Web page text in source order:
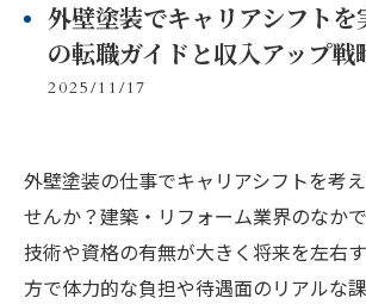
外壁塗装でキャリアシフトを
の転職ガイドと収入アップ戦
2025/11/17
外壁塗装の仕事でキャリアシフトを考
せんか？建築・リフォーム業界のなか
技術や資格の有無が大きく将来を左右
方で体力的な負担や待遇面のリアルな